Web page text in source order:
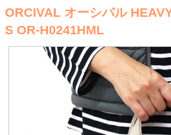
ORCIVAL オーシバル
S OR-H0241HML